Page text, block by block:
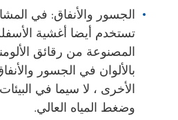
الجسور والأنفاق: في
تستخدم أيضا أغشية
المصنوعة من رقائق
بالألوان في الجسور
الأخرى ، لا سيما في
وضغط المياه العالي.